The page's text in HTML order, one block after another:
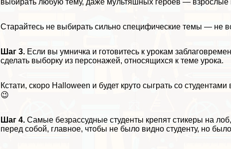
выбирать любую тему, даже мультяшных героев — взрослые
Старайтесь не выбирать сильно специфические темы — не
Шаг 3. Если вы умничка и готовитесь к урокам
сделать выборку из персонажей, относящихся к теме урока.
Кстати, скоро Halloween и будет круто сыграть со
😉
Шаг 4. Самые безрассудные студенты крепят стикеры на
перед собой, главное, чтобы не было видно студенту, но